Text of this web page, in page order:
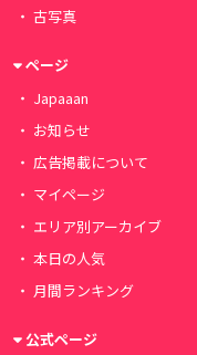
古写真
ページ
Japaaan
お知らせ
広告掲載について
マイページ
エリア別アーカイブ
本日の人気
月間ランキング
公式ページ